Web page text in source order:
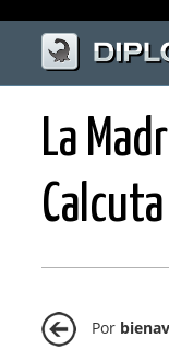
La
Por